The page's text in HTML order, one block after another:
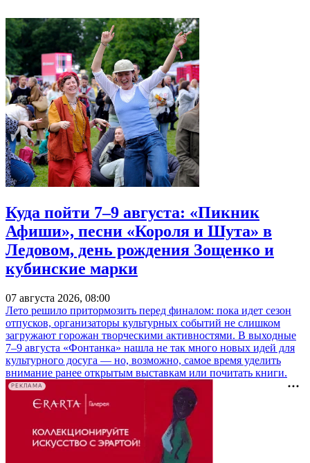
Куда пойти 7–9 августа: «Пикник
Афиши», песни «Короля и Шута» в
Ледовом, день рождения Зощенко и
кубинские марки
07 августа 2026, 08:00
Лето решило притормозить перед финалом: пока идет сезон
отпусков, организаторы культурных событий не слишком
загружают горожан творческими активностями. В выходные
7–9 августа «Фонтанка» нашла не так много новых идей для
культурного досуга — но, возможно, самое время уделить
внимание ранее открытым выставкам или почитать книги.
РЕКЛАМА